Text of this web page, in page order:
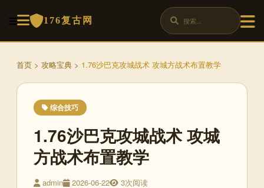
176复古网
首页 > 攻略宝典 > 1.76沙巴克攻城战术 攻城方战术布置教学
综合技巧
1.76沙巴克攻城战术 攻城
方战术布置教学
admin 2026-06-22 3次阅读